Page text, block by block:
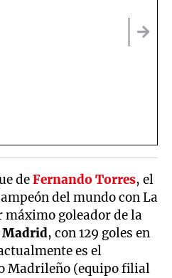
deFernando Torres, el
del mundo con La
máximo goleador de la
Madrid, con 129 goles en
es el
Madrileño (equipo filial